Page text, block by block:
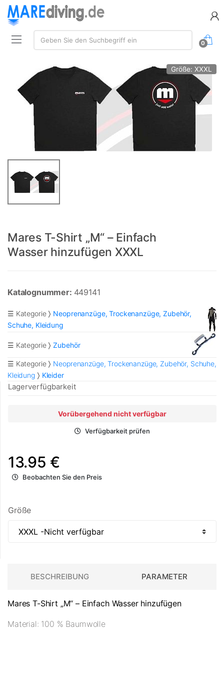
Suche:
Geben Sie den Suchbegriff ein
0
Größe: XXXL
Mares T-Shirt „M“ – Einfach
Wasser hinzufügen XXXL
Katalognummer: 449141
☰ Kategorie
Neoprenanzüge, Trockenanzüge, Zubehör,
Schuhe, Kleidung
☰ Kategorie Zubehör
☰ Kategorie
Neoprenanzüge, Trockenanzüge, Zubehör, Schuhe,
Kleidung
Kleider
Lagerverfügbarkeit
Vorübergehend nicht verfügbar
Verfügbarkeit prüfen
13.95 €
Beobachten Sie den Preis
Größe
BESCHREIBUNG PARAMETER
Mares T-Shirt „M“ – Einfach Wasser hinzufügen
Material: 100 % Baumwolle